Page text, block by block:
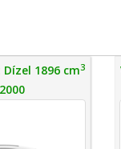
1896 cm3